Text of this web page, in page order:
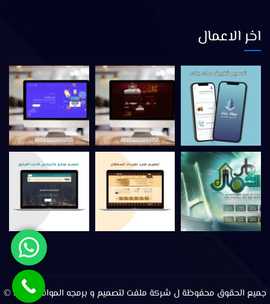
اخر الاعمال
جميع الحقوق محفوظة ل شركة ملفت لتصميم و برمجه المواقع 2023 ©